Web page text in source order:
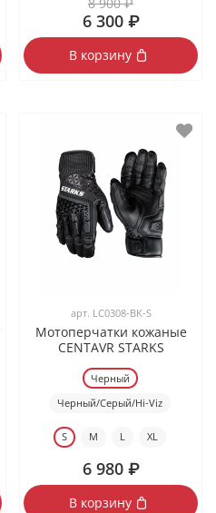
8 900 ₽
6 300 ₽
В корзину
арт. LC0308-BK-S
Мотоперчатки кожаные
CENTAVR STARKS
Черный
Черный/Серый/Hi-Viz
S M L XL
6 980 ₽
В корзину